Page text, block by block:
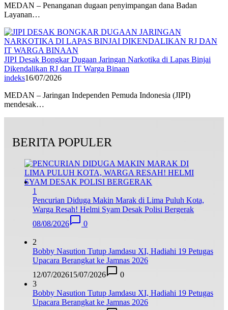
MEDAN – Penanganan dugaan penyimpangan dana Badan
Layanan…
JIPI Desak Bongkar Dugaan Jaringan Narkotika di Lapas Binjai
Dikendalikan RJ dan IT Warga Binaan
indeks16/07/2026
MEDAN – Jaringan Independen Pemuda Indonesia (JIPI)
mendesak…
BERITA POPULER
1
Pencurian Diduga Makin Marak di Lima Puluh Kota,
Warga Resah! Helmi Syam Desak Polisi Bergerak
08/08/2026
0
2
Bobby Nasution Tutup Jamdasu XI, Hadiahi 19 Petugas
Upacara Berangkat ke Jamnas 2026
12/07/202615/07/2026
0
3
Bobby Nasution Tutup Jamdasu XI, Hadiahi 19 Petugas
Upacara Berangkat ke Jamnas 2026